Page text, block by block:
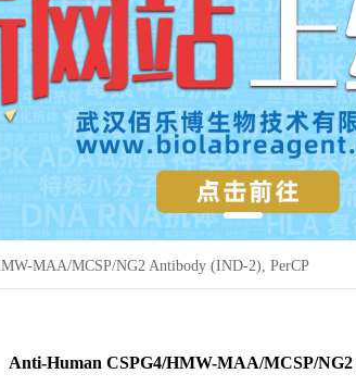
MAA/MCSP/NG2 Antibody (IND-2), PerCP
Anti-Human CSPG4/HMW-MAA/MCSP/